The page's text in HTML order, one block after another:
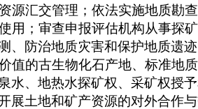
源汇交管理；依法实施地质勘
用；审查申报评估机构从事探
、防治地质灾害和保护地质遗
值的古生物化石产地、标准地
水、地热水探矿权、采矿权授
展土地和矿产资源的对外合作